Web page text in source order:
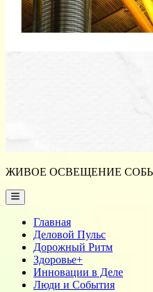
ЖИВОЕ ОСВЕЩЕНИЕ
Main
Menu
Главная
Деловой Пульс
Дорожный Ритм
Здоровье+
Инновации в Деле
Люди и События